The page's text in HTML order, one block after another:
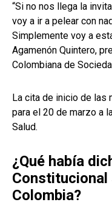
“Si no nos llega la
voy a ir a pelear con
Simplemente voy a
Agamenón Quintero,
Colombiana de
La cita de inicio de las
para el 20 de marzo a
Salud.
¿Qué había
Constitucional
Colombia?